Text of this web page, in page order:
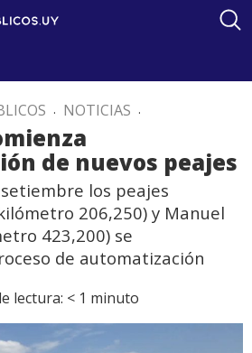
. NOTICIAS .
de nuevos peajes
los peajes
206,250) y Manuel
423,200) se
de automatización
lectura: < 1 minuto